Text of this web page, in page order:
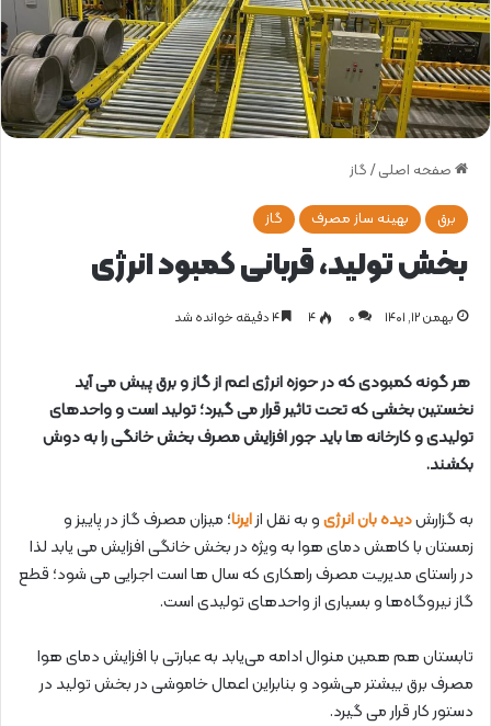
صفحه اصلی / گاز
برق بهینه ساز مصرف گاز
بخش تولید، قربانی کمبود انرژی
بهمن ۱۲, ۱۴۰۱ 0 ۴
هر گونه کمبودی که در حوزه انرژی اعم از گاز و برق پیش می آید
نخستین بخشی که تحت تاثیر قرار می گیرد؛ تولید است و واحدهای
تولیدی و کارخانه ها باید جور افزایش مصرف بخش خانگی را به دوش
بکشند.
به گزارشدیده بان انرژیو به نقل ازایرنا؛ میزان مصرف گاز در پاییز و
زمستان با کاهش دمای هوا به ویژه در بخش خانگی افزایش می یابد لذا
در راستای مدیریت مصرف راهکاری که سال ها است اجرایی می شود؛ قطع
گاز نیروگاه‌ها و بسیاری از واحدهای تولیدی است.
تابستان هم همین منوال ادامه می‌یابد به عبارتی با افزایش دمای هوا
مصرف برق بیشتر می‌شود و بنابراین اعمال خاموشی در بخش تولید در
دستور کار قرار می گیرد.